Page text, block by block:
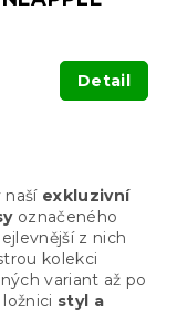
Detail
naší exkluzivní
označeného
z nich
kolekci
variant až po
styl a